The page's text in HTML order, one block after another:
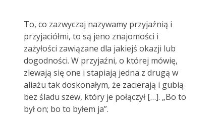
To, co zazwyczaj nazywamy przyjaźnią i
przyjaciółmi, to są jeno znajomości i
zażyłości zawiązane dla jakiejś okazji lub
dogodności. W przyjaźni, o której mówię,
zlewają się one i stapiają jedna z drugą w
aliażu tak doskonałym, że zacierają i gubią
bez śladu szew, który je połączył […]. „Bo to
był on; bo to byłem ja”.